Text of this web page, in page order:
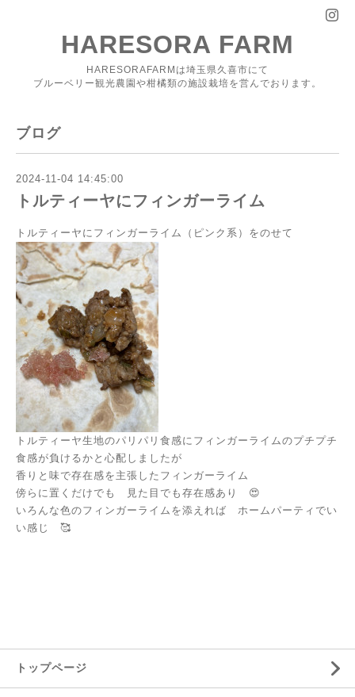
HARESORA FARM
HARESORAFARMは埼玉県久喜市にて
ブルーベリー観光農園や柑橘類の施設栽培を営んでおります。
ブログ
2024-11-04 14:45:00
トルティーヤにフィンガーライム
トルティーヤにフィンガーライム（ピンク系）をのせて
トルティーヤ生地のパリパリ食感にフィンガーライムのプチプチ
食感が負けるかと心配しましたが
香りと味で存在感を主張したフィンガーライム
傍らに置くだけでも 見た目でも存在感あり 😍
いろんな色のフィンガーライムを添えれば ホームパーティでい
い感じ 🥰
トップページ